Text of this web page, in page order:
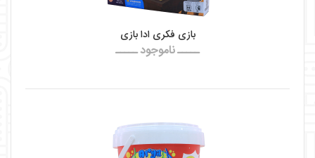
بازی فکری ادا بازی
ـــــ ناموجود ـــــ